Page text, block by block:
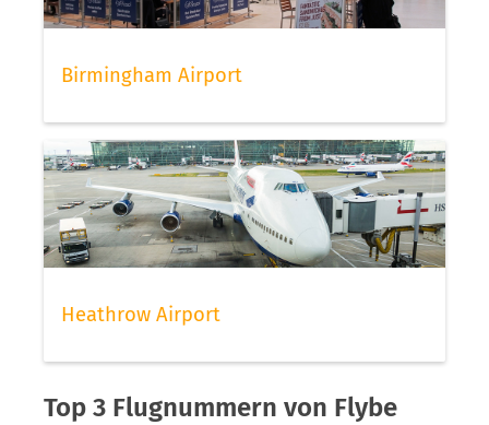
Birmingham Airport
Heathrow Airport
Top 3 Flugnummern von Flybe